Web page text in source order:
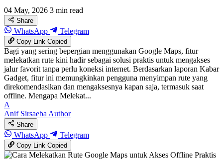
04 May, 2026 3 min read
Share
WhatsApp Telegram
Copy LinkCopied
Bagi yang sering bepergian menggunakan Google Maps, fitur
melekatkan rute kini hadir sebagai solusi praktis untuk mengakses
jalur favorit tanpa perlu koneksi internet. Berdasarkan laporan Kabar
Gadget, fitur ini memungkinkan pengguna menyimpan rute yang
direkomendasikan dan mengaksesnya kapan saja, termasuk saat
offline. Mengapa Melekat...
A
Anif SirsaebaAuthor
Share
WhatsApp Telegram
Copy LinkCopied